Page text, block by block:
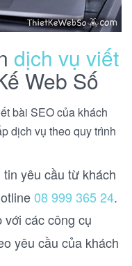
dịch vụ viết
Web Số
bài SEO của khách
dịch vụ theo quy trình
yêu cầu từ khách
08 999 365 24.
với các công cụ
yêu cầu của khách